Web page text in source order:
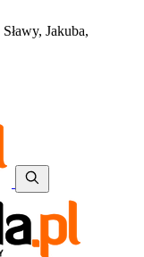
Sławy, Jakuba,